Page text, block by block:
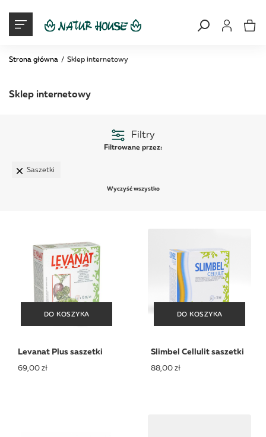
Moje konto
Strona główna Sklep internetowy
Sklep internetowy
DO KOSZYKA
DO KOSZYKA
Levanat Plus saszetki
69,00 zł
DO KOSZYKA
DO KOSZYKA
Slimbel Cellulit saszetki
88,00 zł
Filtry
Filtrowane przez:
Saszetki
Wyczyść wszystko